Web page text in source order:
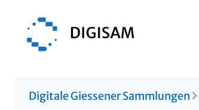
Digitale Giessener Sammlungen